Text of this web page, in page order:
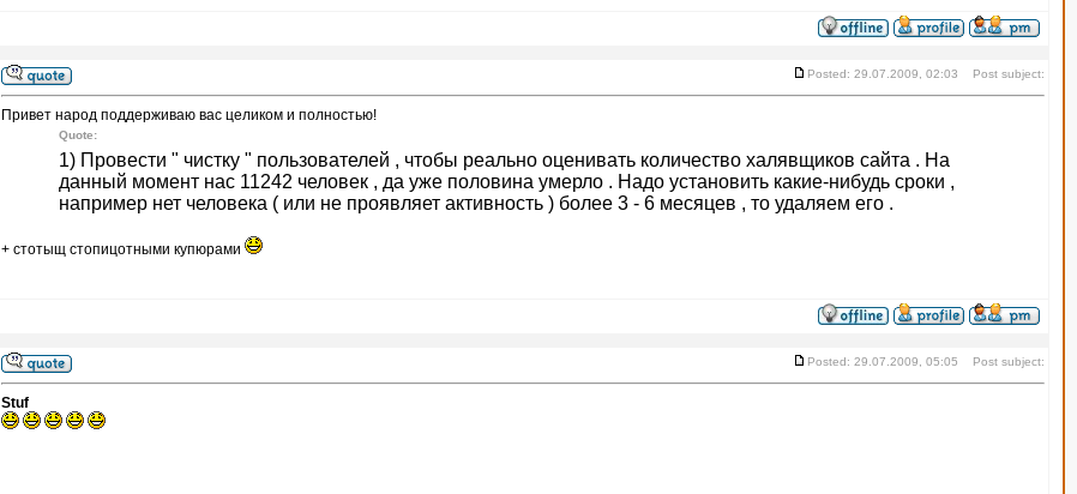
Posted: 29.07.2009, 02:03 Post subject:
Привет народ поддерживаю вас целиком и полностью!
Quote:
1) Провести " чистку " пользователей , чтобы реально оценивать количество халявщиков сайта . На
данный момент нас 11242 человек , да уже половина умерло . Надо установить какие-нибудь сроки ,
например нет человека ( или не проявляет активность ) более 3 - 6 месяцев , то удаляем его .
+ стотыщ стопицотными купюрами
Posted: 29.07.2009, 05:05 Post subject:
Stuf